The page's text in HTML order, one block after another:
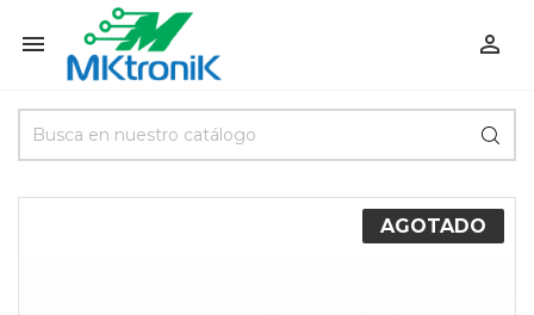
 
AGOTADO